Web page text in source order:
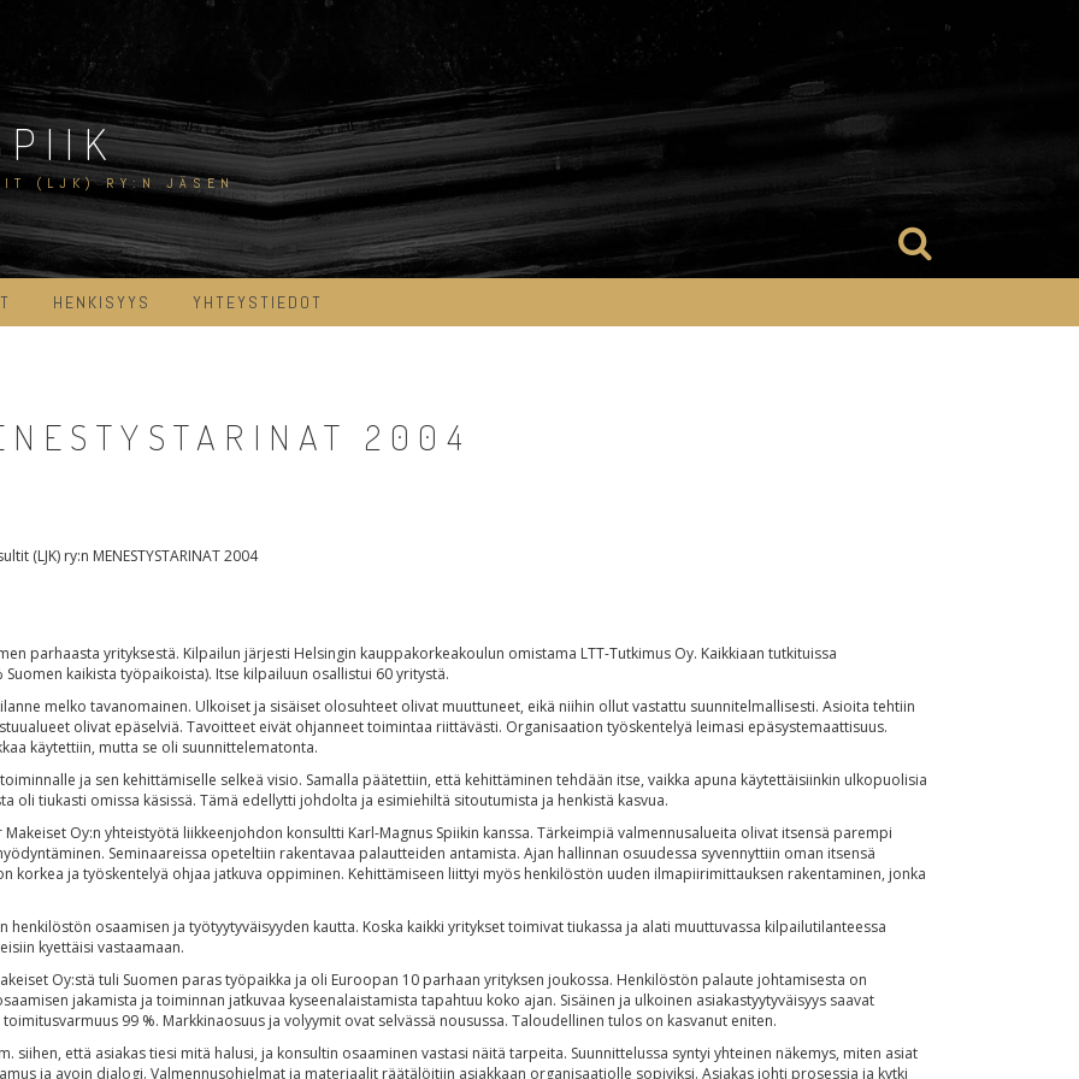
(LJK) RY:N JÄSEN
HENKISYYS YHTEYSTIEDOT
2004
(LJK) ry:n MENESTYSTARINAT 2004
parhaasta yrityksestä. Kilpailun järjesti Helsingin kauppakorkeakoulun omistama LTT-Tutkimus Oy. Kaikkiaan tutkituissa
kaikista työpaikoista). Itse kilpailuun osallistui 60 yritystä.
melko tavanomainen. Ulkoiset ja sisäiset olosuhteet olivat muuttuneet, eikä niihin ollut vastattu suunnitelmallisesti. Asioita tehtiin
olivat epäselviä. Tavoitteet eivät ohjanneet toimintaa riittävästi. Organisaation työskentelyä leimasi epäsystemaattisuus.
käytettiin, mutta se oli suunnittelematonta.
ja sen kehittämiselle selkeä visio. Samalla päätettiin, että kehittäminen tehdään itse, vaikka apuna käytettäisiinkin ulkopuolisia
oli tiukasti omissa käsissä. Tämä edellytti johdolta ja esimiehiltä sitoutumista ja henkistä kasvua.
Oy:n yhteistyötä liikkeenjohdon konsultti Karl-Magnus Spiikin kanssa. Tärkeimpiä valmennusalueita olivat itsensä parempi
Seminaareissa opeteltiin rakentavaa palautteiden antamista. Ajan hallinnan osuudessa syvennyttiin oman itsensä
korkea ja työskentelyä ohjaa jatkuva oppiminen. Kehittämiseen liittyi myös henkilöstön uuden ilmapiirimittauksen rakentaminen, jonka
osaamisen ja työtyytyväisyyden kautta. Koska kaikki yritykset toimivat tiukassa ja alati muuttuvassa kilpailutilanteessa
kyettäisi vastaamaan.
Oy:stä tuli Suomen paras työpaikka ja oli Euroopan 10 parhaan yrityksen joukossa. Henkilöstön palaute johtamisesta on
jakamista ja toiminnan jatkuvaa kyseenalaistamista tapahtuu koko ajan. Sisäinen ja ulkoinen asiakastyytyväisyys saavat
99 %. Markkinaosuus ja volyymit ovat selvässä nousussa. Taloudellinen tulos on kasvanut eniten.
siihen, että asiakas tiesi mitä halusi, ja konsultin osaaminen vastasi näitä tarpeita. Suunnittelussa syntyi yhteinen näkemys, miten asiat
ja avoin dialogi. Valmennusohjelmat ja materiaalit räätälöitiin asiakkaan organisaatiolle sopiviksi. Asiakas johti prosessia ja kytki